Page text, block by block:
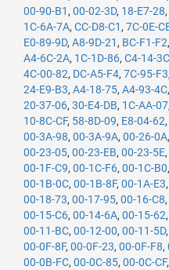
00-90-B1 , 00-02-3D, 18-E7-28,
1C-6A-7A, CC-D8-C1 , 7C-0E-
E0-89-9D, A8-9D-21 , BC-F1-F2,
A4-6C-2A, 1C-1D-86, C4-14-3C
4C-00-82, DC-A5-F4, 7C-95-F3
24-E9-B3, A4-18-75, A4-93-4C,
20-37-06, 30-E4-DB, 1C-AA-07
10-8C-CF, 58-8D-09, E8-04-62,
00-3A-98, 00-3A-9A, 00-26-0A,
00-23-05, 00-23-EB, 00-23-5E,
00-1F-C9, 00-1C-F6, 00-1C-B0,
00-1B-0C, 00-1B-8F, 00-1A-E3,
00-18-73, 00-17-95, 00-16-C8,
00-15-C6, 00-14-6A, 00-15-62,
00-11-BC, 00-12-00, 00-11-5D,
00-0F-8F, 00-0F-23, 00-0F-F8,
00-0B-FC, 00-0C-85, 00-0C-CF,